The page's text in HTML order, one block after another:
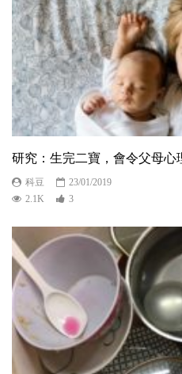
研究：生完二寶，會令父母心
科豆
23/01/2019
2.1K
3